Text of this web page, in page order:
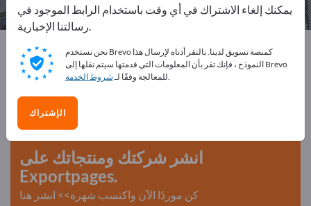
Exportpages الخدمات تصميم منتجات
أعلن مجانًا على Exportpages!
الاحتياجات – العروض – السلع المستعملة – جهات الاتصال
التجارية >> ابدأ من هنا
انشر شركتك ومنتجاتك على
Exportpages.
كن موردًا الآن واكتسب شهرة>> انشر هنا
يمكنك إلغاء الاشتراك في أي وقت باستخدام الرابط الموجود في
رسالتنا الإخبارية.
نحن نستخدم Brevo كمنصة تسويق لدينا. بالنقر أدناه لإرسال هذا
النموذج ، فإنك تقر بأن المعلومات التي قدمتها سيتم نقلها إلى Brevo
للمعالجة وفقًا لـشروط الخدمة .
الإشتراك